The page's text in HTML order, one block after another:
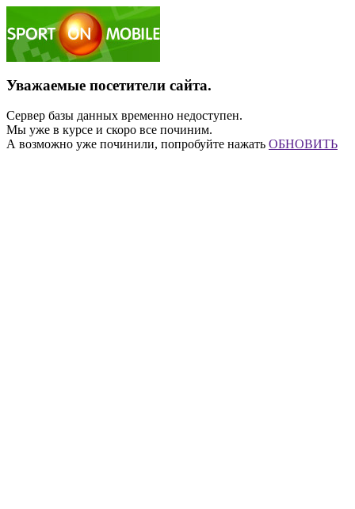
Уважаемые посетители сайта.
Сервер базы данных временно недоступен.
Мы уже в курсе и скоро все починим.
А возможно уже починили, попробуйте нажать ОБНОВИТЬ